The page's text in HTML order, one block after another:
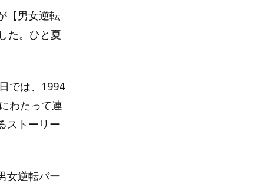
【男女逆転
た。ひと夏
では、1994
わたって連
ストーリー
女逆転バー